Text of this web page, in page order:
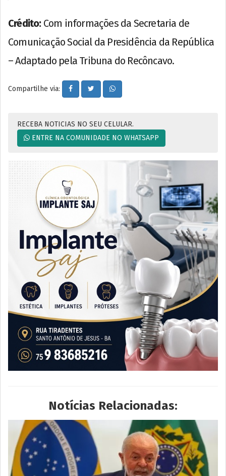
Crédito:Com informações da Secretaria de
Comunicação Social da Presidência da República
– Adaptado pela Tribuna do Recôncavo.
Compartilhe via:
RECEBA NOTICIAS NO SEU CELULAR.
ENTRE NA COMUNIDADE NO WHATSAPP
Notícias Relacionadas: